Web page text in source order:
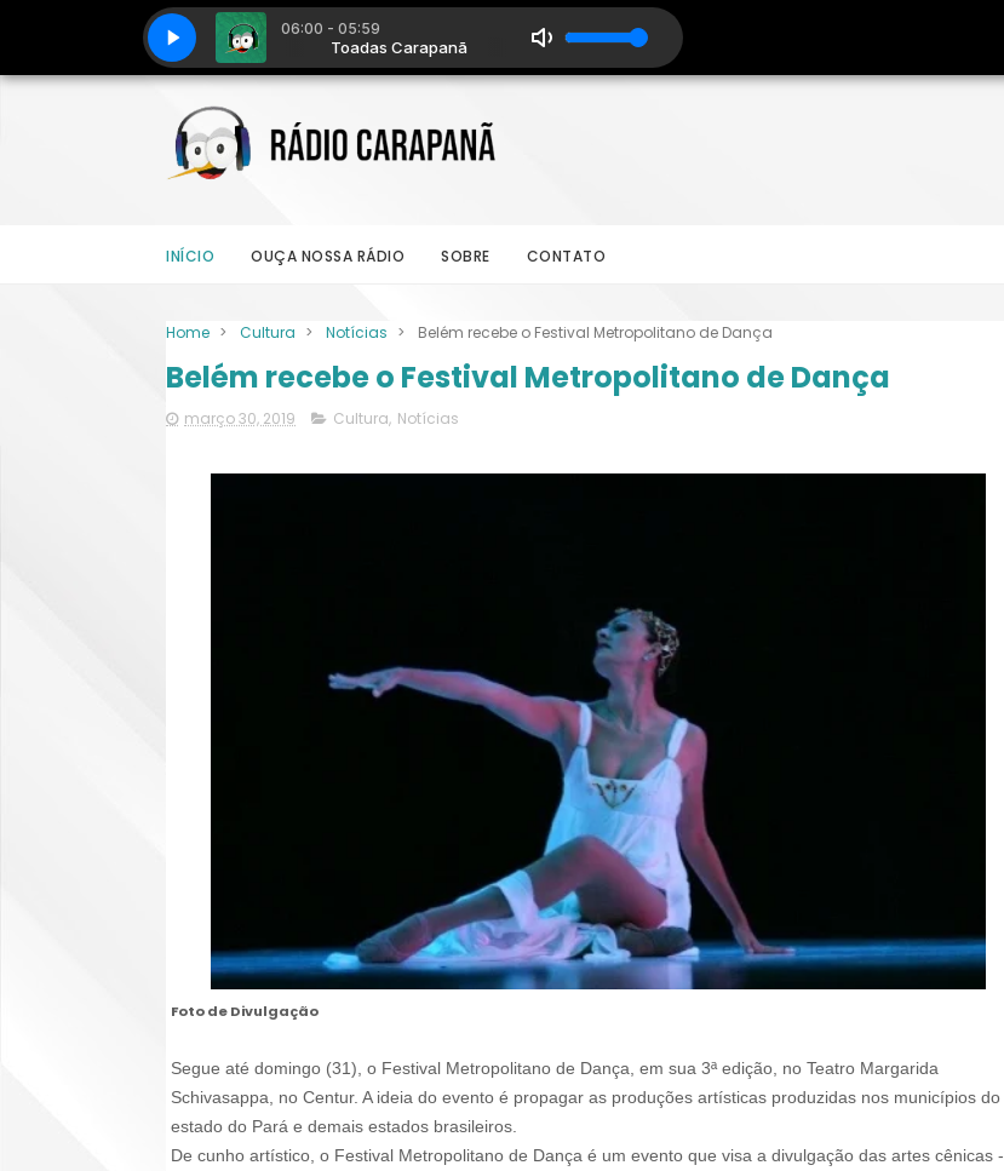
INÍCIO OUÇA NOSSA RÁDIO SOBRE CONTATO
Home > Cultura > Notícias > Belém recebe o Festival Metropolitano de Dança
Belém recebe o Festival Metropolitano de Dança
março 30, 2019 Cultura, Notícias
Foto de Divulgação
Segue até domingo (31), o Festival Metropolitano de Dança, em sua 3ª edição, no Teatro Margarida
Schivasappa, no Centur. A ideia do evento é propagar as produções artísticas produzidas nos municípios do
estado do Pará e demais estados brasileiros.
De cunho artístico, o Festival Metropolitano de Dança é um evento que visa a divulgação das artes cênicas -